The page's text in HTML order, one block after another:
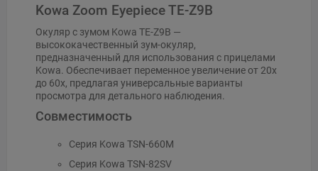
Kowa Zoom Eyepiece TE-Z9B
Окуляр с зумом Kowa TE-Z9B —
высококачественный зум-окуляр,
предназначенный для использования с прицелами
Kowa. Обеспечивает переменное увеличение от 20x
до 60x, предлагая универсальные варианты
просмотра для детального наблюдения.
Совместимость
Серия Kowa TSN-660M
Серия Kowa TSN-82SV